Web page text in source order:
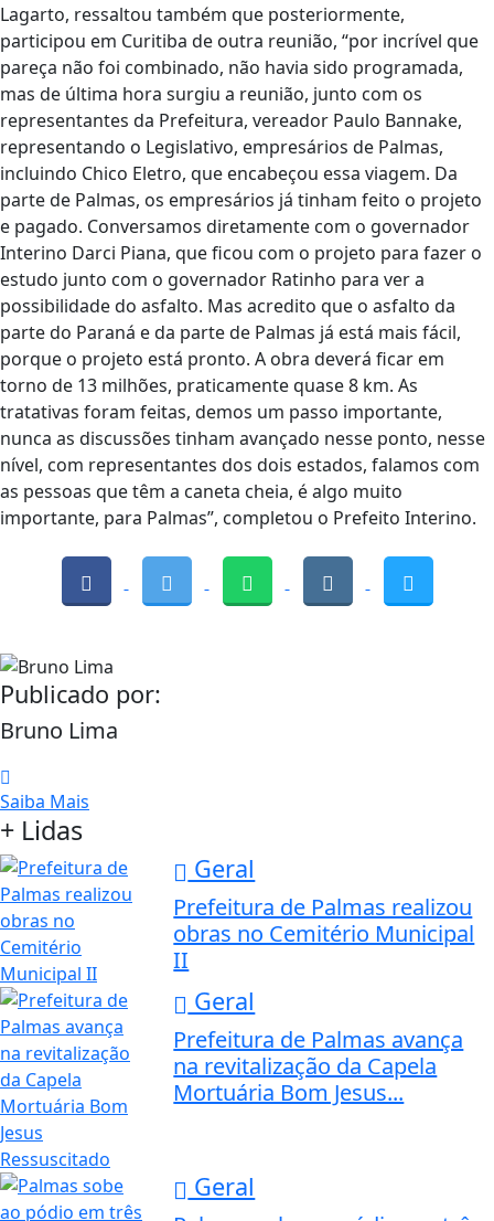
Lagarto, ressaltou também que posteriormente,
participou em Curitiba de outra reunião, “por incrível que
pareça não foi combinado, não havia sido programada,
mas de última hora surgiu a reunião, junto com os
representantes da Prefeitura, vereador Paulo Bannake,
representando o Legislativo, empresários de Palmas,
incluindo Chico Eletro, que encabeçou essa viagem. Da
parte de Palmas, os empresários já tinham feito o projeto
e pagado. Conversamos diretamente com o governador
Interino Darci Piana, que ficou com o projeto para fazer o
estudo junto com o governador Ratinho para ver a
possibilidade do asfalto. Mas acredito que o asfalto da
parte do Paraná e da parte de Palmas já está mais fácil,
porque o projeto está pronto. A obra deverá ficar em
torno de 13 milhões, praticamente quase 8 km. As
tratativas foram feitas, demos um passo importante,
nunca as discussões tinham avançado nesse ponto, nesse
nível, com representantes dos dois estados, falamos com
as pessoas que têm a caneta cheia, é algo muito
importante, para Palmas”, completou o Prefeito Interino.
Publicado por:
Bruno Lima
Saiba Mais
+ Lidas
Geral
Prefeitura de Palmas realizou
obras no Cemitério Municipal
II
Geral
Prefeitura de Palmas avança
na revitalização da Capela
Mortuária Bom Jesus...
Geral